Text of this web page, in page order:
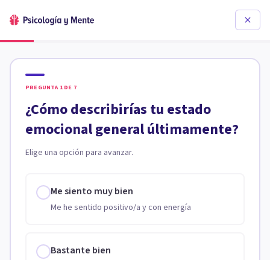
PREGUNTA 1 DE 7
¿Cómo describirías tu estado
emocional general últimamente?
Elige una opción para avanzar.
Me siento muy bien
Me he sentido positivo/a y con energía
Bastante bien